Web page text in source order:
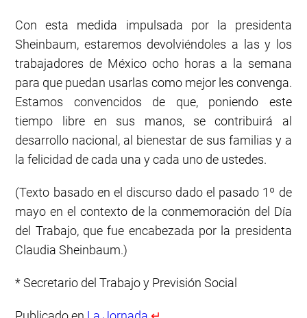
Con esta medida impulsada por la presidenta
Sheinbaum, estaremos devolviéndoles a las y los
trabajadores de México ocho horas a la semana
para que puedan usarlas como mejor les convenga.
Estamos convencidos de que, poniendo este
tiempo libre en sus manos, se contribuirá al
desarrollo nacional, al bienestar de sus familias y a
la felicidad de cada una y cada uno de ustedes.
(Texto basado en el discurso dado el pasado 1º de
mayo en el contexto de la conmemoración del Día
del Trabajo, que fue encabezada por la presidenta
Claudia Sheinbaum.)
* Secretario del Trabajo y Previsión Social